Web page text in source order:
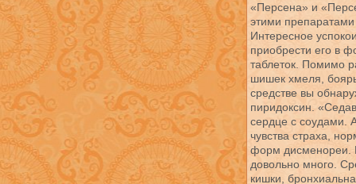
«Персена» и
этими
Интересное
приобрести его в
таблеток. Помимо
шишек хмеля,
средстве вы
пиридоксин.
сердце с соудами.
чувства страха,
форм дисменореи.
довольно много.
кишки,